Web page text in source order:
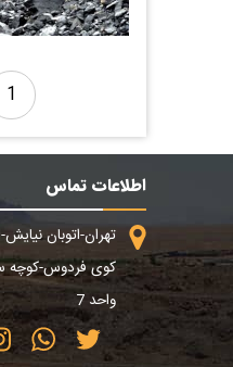
1
اطلاعات تماس
تهران-اتوبان
واحد 7